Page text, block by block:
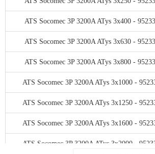
ATS Socomec 3P 3200A ATys 3x400 -
ATS Socomec 3P 3200A ATys 3x630 -
ATS Socomec 3P 3200A ATys 3x800 -
ATS Socomec 3P 3200A ATys 3x1000 -
ATS Socomec 3P 3200A ATys 3x1250 -
ATS Socomec 3P 3200A ATys 3x1600 -
ATS Socomec 3P 3200A ATys 3x2000 -